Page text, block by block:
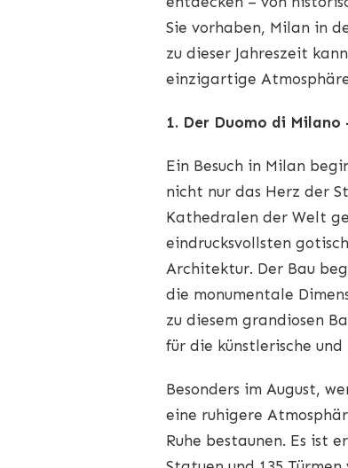
DURCH
GESCHICHTE
KULTUR
UNVERZICHTBARE
Sie vorhaben, Milan in
zu dieser Jahreszeit
einzigartige
1. Der Duomo di
Ein Besuch in Milan
nicht nur das Herz der
Kathedralen der Welt
eindrucksvollsten
Architektur. Der Bau
die monumentale
zu diesem grandiosen
für die künstlerische
Besonders im August,
eine ruhigere
Ruhe bestaunen. Es ist